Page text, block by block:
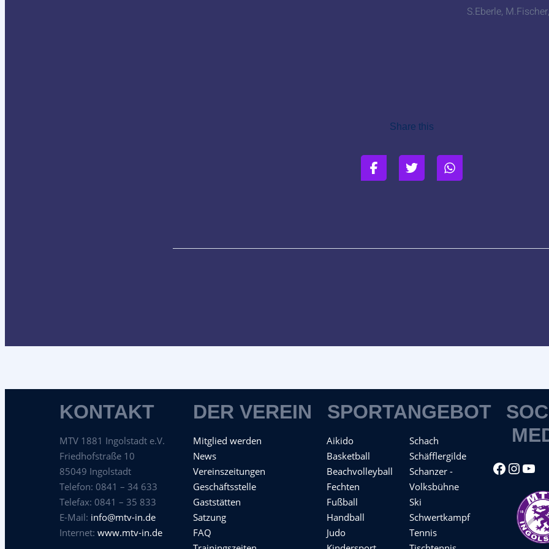
S.Eberle,
Share this
KONTAKT
MTV 1881 Ingolstadt e.V.
Friedhofstraße 10
85049 Ingolstadt
Telefon: 0841 – 34 633
Telefax: 0841 – 35 833
E-Mail: info@mtv-in.de
Internet: www.mtv-in.de
DER VEREIN
Mitglied werden
News
Vereinszeitungen
Geschäftsstelle
Gaststätten
Satzung
FAQ
SPORTANGEBOT
Aikido
Basketball
Beachvolleyball
Fechten
Fußball
Handball
Judo
Schach
Schäfflergilde
Schanzer -
Volksbühne
Ski
Schwertkampf
Tennis
Facebook InstagramYouTube